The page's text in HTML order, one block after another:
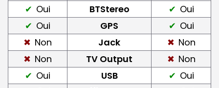
Oui
BTStereo
Oui
Oui
GPS
Oui
Non
Jack
Non
Non
TV Output
Non
Oui
USB
Oui